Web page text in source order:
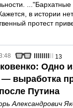
в истории
протест
13
Одно
выработка
Путина
Александрович